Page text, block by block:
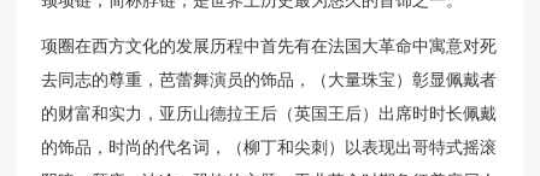
项圈在西方文化的发展历程中首先有在法国大革命中寓意对死
去同志的尊重，芭蕾舞演员的饰品，（大量珠宝）彰显佩戴者
的财富和实力，亚历山德拉王后（英国王后）出席时时长佩戴
的饰品，时尚的代名词，（柳丁和尖刺）以表现出哥特式摇滚